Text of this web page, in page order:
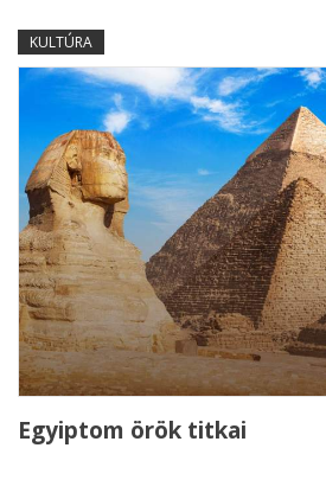
KULTÚRA
Egyiptom örök titkai